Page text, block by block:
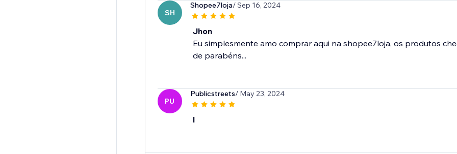
SH
Shopee7loja/ Sep 16, 2024
Jhon
Eu simplesmente amo comprar aqui na shopee7loja, os produtos
de parabéns...
PU
Publicstreets/ May 23, 2024
l